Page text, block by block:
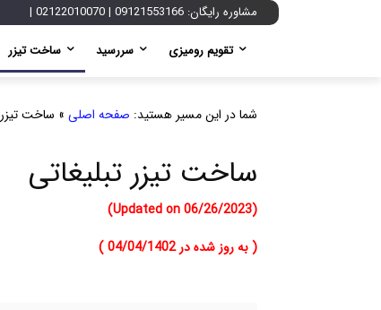
مشاوره رایگان: 09121553166
|
02122010070
|
تقویم رومیزی سررسید ساخت تیزر
شما در این مسیر هستید: صفحه اصلی » ساخت تیزر
ساخت تیزر تبلیغاتی
(Updated on 06/26/2023)
( به روز شده در 04/04/1402 )